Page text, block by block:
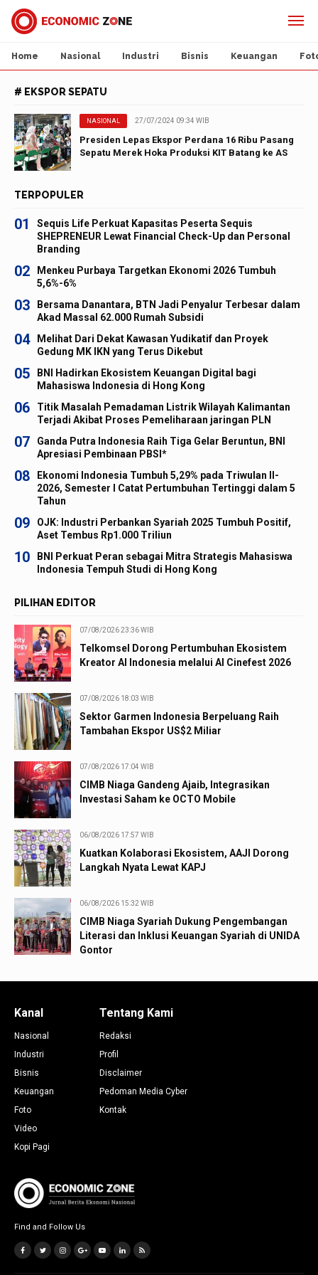
Home Nasional Industri Bisnis Keuangan
# EKSPOR SEPATU
NASIONAL 27/07/2024 09:34 WIB
Presiden Lepas Ekspor Perdana 16 Ribu Pasang
Sepatu Merek Hoka Produksi KIT Batang ke AS
TERPOPULER
01
Sequis Life Perkuat Kapasitas Peserta Sequis
SHEPRENEUR Lewat Financial Check-Up dan Personal
Branding
02
Menkeu Purbaya Targetkan Ekonomi 2026 Tumbuh
5,6%-6%
03
Bersama Danantara, BTN Jadi Penyalur Terbesar dalam
Akad Massal 62.000 Rumah Subsidi
04
Melihat Dari Dekat Kawasan Yudikatif dan Proyek
Gedung MK IKN yang Terus Dikebut
05
BNI Hadirkan Ekosistem Keuangan Digital bagi
Mahasiswa Indonesia di Hong Kong
06
Titik Masalah Pemadaman Listrik Wilayah Kalimantan
Terjadi Akibat Proses Pemeliharaan jaringan PLN
07
Ganda Putra Indonesia Raih Tiga Gelar Beruntun, BNI
Apresiasi Pembinaan PBSI*
08
Ekonomi Indonesia Tumbuh 5,29% pada Triwulan II-
2026, Semester I Catat Pertumbuhan Tertinggi dalam 5
Tahun
09
OJK: Industri Perbankan Syariah 2025 Tumbuh Positif,
Aset Tembus Rp1.000 Triliun
10
BNI Perkuat Peran sebagai Mitra Strategis Mahasiswa
Indonesia Tempuh Studi di Hong Kong
PILIHAN EDITOR
07/08/2026 23:36 WIB
Telkomsel Dorong Pertumbuhan Ekosistem
Kreator AI Indonesia melalui AI Cinefest 2026
07/08/2026 18:03 WIB
Sektor Garmen Indonesia Berpeluang Raih
Tambahan Ekspor US$2 Miliar
07/08/2026 17:04 WIB
CIMB Niaga Gandeng Ajaib, Integrasikan
Investasi Saham ke OCTO Mobile
06/08/2026 17:57 WIB
Kuatkan Kolaborasi Ekosistem, AAJI Dorong
Langkah Nyata Lewat KAPJ
06/08/2026 15:32 WIB
CIMB Niaga Syariah Dukung Pengembangan
Literasi dan Inklusi Keuangan Syariah di UNIDA
Gontor
Kanal
Nasional
Industri
Bisnis
Keuangan
Foto
Video
Kopi Pagi
Tentang Kami
Redaksi
Profil
Disclaimer
Pedoman Media Cyber
Kontak
Find and Follow Us